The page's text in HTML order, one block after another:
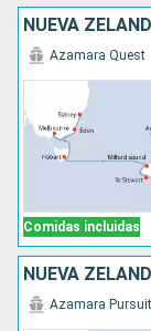
NUEVA
Comidas incluidas
Azamara Quest
NUEVA
Azamara Pursuit